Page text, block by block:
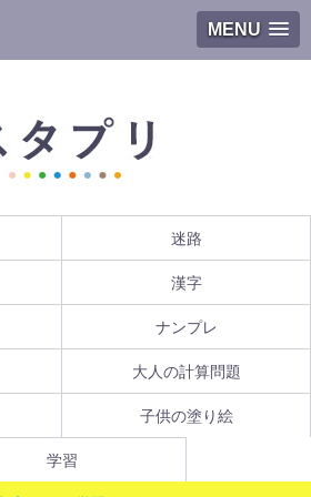
MENU
迷路
漢字
ナンプレ
大人の計算問題
子供の塗り絵
学習